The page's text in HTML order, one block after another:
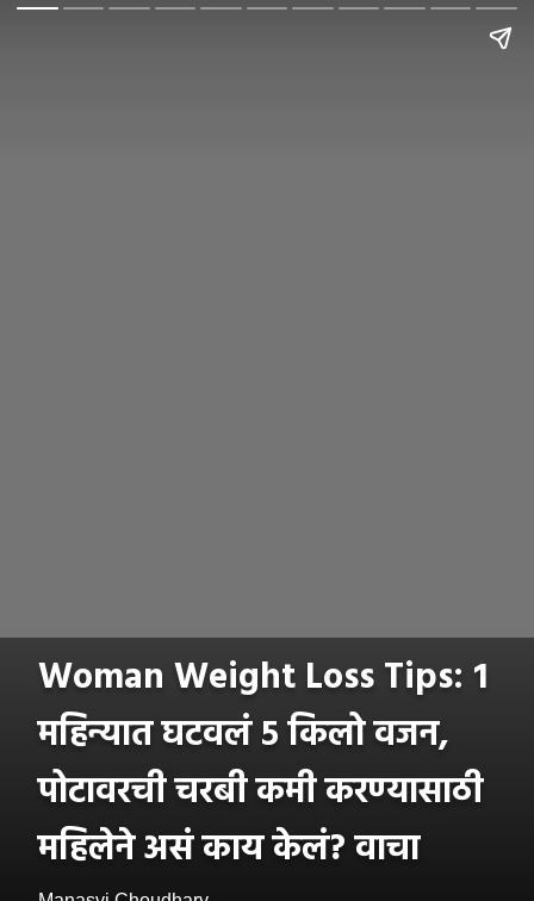
Woman Weight Loss Tips: 1
महिन्यात घटवलं ५ किलो वजन,
पोटावरची चरबी कमी करण्यासाठी
महिलेने असं काय केलं? वाचा